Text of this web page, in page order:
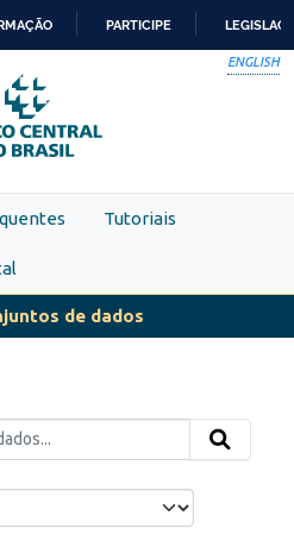
PARA
O
CONTEÚDO
PARTICIPE
ENGLISH
Tutoriais
de dados